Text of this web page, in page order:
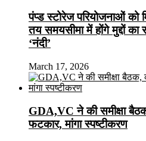
पंप्ड स्टोरेज परियोजनाओं को
तय समयसीमा में होंगे मुद्दों का
‘नंदी’
March 17, 2026
GDA,VC ने की समीक्षा
फटकार, मांगा स्पष्टीकरण